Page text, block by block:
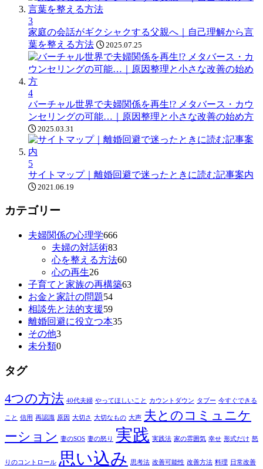
3
家庭の会話がギクシャクする父親へ｜自己理解から言
葉を整える方法
2025.07.25
4
バーチャル世界で夫婦関係を再生!? メタバース・カウ
ンセリングの可能…｜原因整理と小さな改善の始め方
2025.03.31
5
サイトマップ｜離婚回避で迷ったときに読む記事案内
2021.06.19
カテゴリー
夫婦関係の心理学666
夫婦の対話術83
心を整える方法60
心の再生26
子育てと家族の再構築63
お金と家計の問題54
相談先と法的支援59
離婚回避に役立つ本35
その他3
未分類0
タグ
4つの方法 40代夫婦 やってほしいこと カウントダウン タブー 今すぐできる
こと 信用 再認識 原因 大切さ 大切なもの 大声 夫とのコミュニケ
ーション
妻のSOS 妻の怒り 実践 実践法 家の雰囲気 幸せ 形式だけ 怒
りのコントロール 思い込み 思考法 改善可能性 改善方法 料理 日常改善